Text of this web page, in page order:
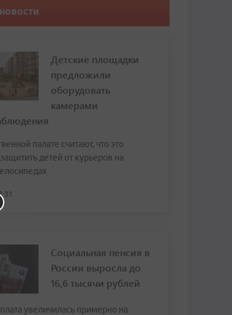
Детские площадки
предложили
оборудовать
камерами
палате считают, что это
детей от курьеров на
Социальная пенсия в
России выросла до
16,6 тысячи рублей
увеличилась примерно на